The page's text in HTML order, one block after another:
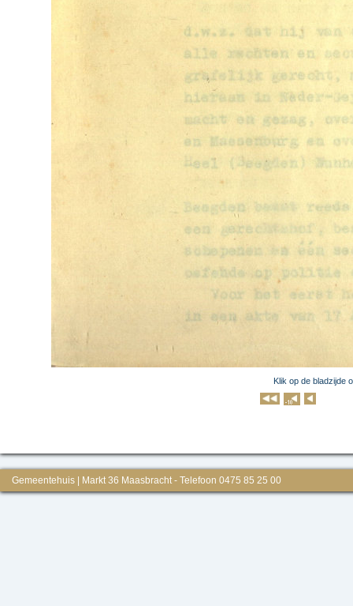
Klik op de bladzijde
Gemeentehuis | Markt 36 Maasbracht - Telefoon 0475 85 25 00